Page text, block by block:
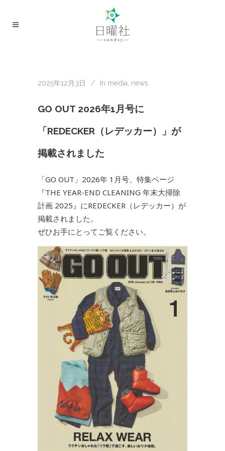
2025年12月3日 In media news
GO OUT 2026年1月号に
「REDECKER（レデッカー）」が
掲載されました
「GO OUT」2026年 1月号、特集ページ
『THE YEAR-END CLEANING 年末大掃除
計画 2025』にREDECKER（レデッカー）が
掲載されました。
ぜひお手にとってご覧ください。